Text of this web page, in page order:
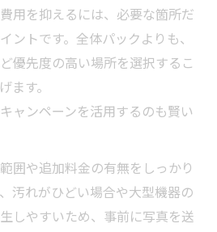
用を抑えるには、必要な箇所だ
ントです。全体パックよりも、
優先度の高い場所を選択するこ
ます。
ャンペーンを活用するのも賢い
囲や追加料金の有無をしっかり
汚れがひどい場合や大型機器の
しやすいため、事前に写真を送